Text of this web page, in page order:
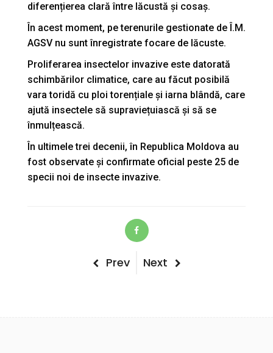
diferențierea clară între lăcustă și cosaș.
În acest moment, pe terenurile gestionate de Î.M.
AGSV nu sunt înregistrate focare de lăcuste.
Proliferarea insectelor invazive este datorată
schimbărilor climatice, care au făcut posibilă
vara toridă cu ploi torențiale și iarna blândă, care
ajută insectele să supraviețuiască și să se
înmulțească.
În ultimele trei decenii, în Republica Moldova au
fost observate și confirmate oficial peste 25 de
specii noi de insecte invazive.
Previous
Prev
Next
Next